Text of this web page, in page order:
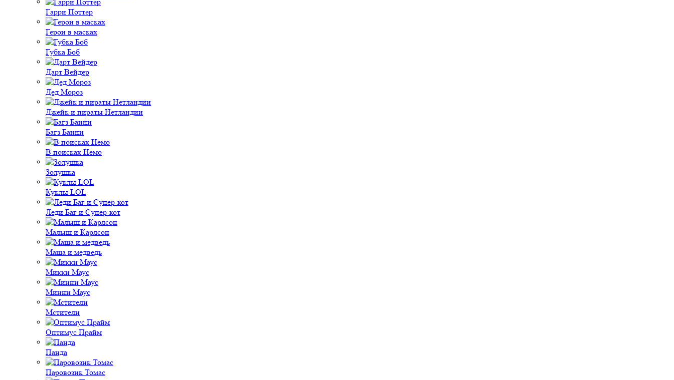
Гарри Поттер
Герои в масках
Губка Боб
Дарт Вейдер
Дед Мороз
Джейк и пираты Нетландии
Багз Банни
В поисках Немо
Золушка
Куклы LOL
Леди Баг и Супер-кот
Малыш и Карлсон
Маша и медведь
Микки Маус
Минни Маус
Мстители
Оптимус Прайм
Панда
Паровозик Томас